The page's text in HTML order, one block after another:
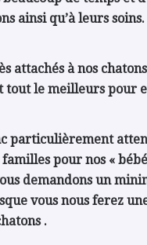
ainsi qu’à leurs soins.
attachés à nos
tout le meilleurs pour
particulièrement
pour nos «
demandons un
vous nous ferez
.